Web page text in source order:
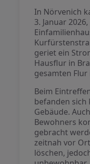
In Nörvenich
3. Januar
geriet ein
Hausflur in
gesamten
Beim
befanden sich
Gebäude.
Bewohners
gebracht
zeitnah vor
löschen,